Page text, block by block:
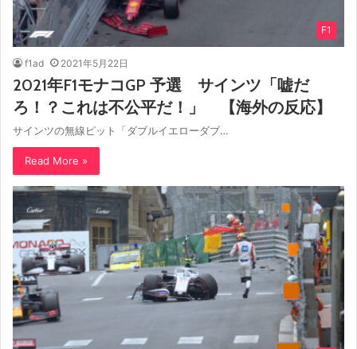
F1
f1ad 2021年5月22日
2021年F1モナコGP 予選 サインツ「嘘だ
ろ！？これは不公平だ！」 【海外の反応】
サインツの無線ピット「ダブルイエローダブ…
Read More »